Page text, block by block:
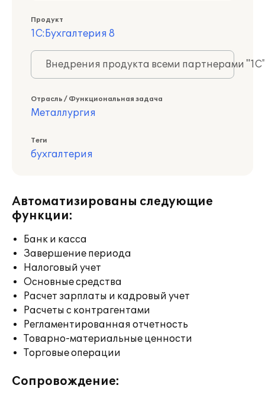
Продукт
1С:Бухгалтерия 8
Внедрения продукта всеми партнерами
Отрасль / Функциональная задача
Металлургия
Теги
бухгалтерия
Автоматизированы следующие
функции:
Банк и касса
Завершение периода
Налоговый учет
Основные средства
Расчет зарплаты и кадровый учет
Расчеты с контрагентами
Регламентированная отчетность
Товарно-материальные ценности
Торговые операции
Сопровождение: